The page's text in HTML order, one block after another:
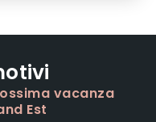
vacanza
Est